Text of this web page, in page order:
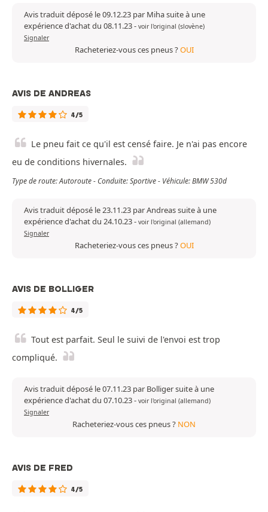
Avis traduit déposé le 09.12.23 par Miha suite à une
expérience d'achat du 08.11.23- voir l'original (slovène)
Signaler
Racheteriez-vous ces pneus ?OUI
AVIS DE ANDREAS
4/5
Le pneu fait ce qu'il est censé faire. Je n'ai pas encore
eu de conditions hivernales.
Type de route: Autoroute - Conduite: Sportive - Véhicule: BMW 530d
Avis traduit déposé le 23.11.23 par Andreas suite à une
expérience d'achat du 24.10.23- voir l'original (allemand)
Signaler
Racheteriez-vous ces pneus ?OUI
AVIS DE BOLLIGER
4/5
Tout est parfait. Seul le suivi de l'envoi est trop
compliqué.
Avis traduit déposé le 07.11.23 par Bolliger suite à une
expérience d'achat du 07.10.23- voir l'original (allemand)
Signaler
Racheteriez-vous ces pneus ? NON
AVIS DE FRED
4/5